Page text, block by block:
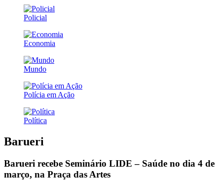
Policial
Economia
Mundo
Polícia em Ação
Política
Barueri
Barueri recebe Seminário LIDE – Saúde no dia 4 de
março, na Praça das Artes